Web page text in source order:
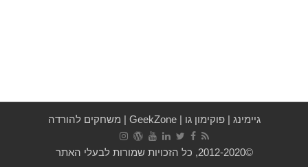
גיימינג |פוקימון גו |
GeekZone
| משחקים להורדה
©2012-2020, כל הזכויות שמורות לבעלי האתר